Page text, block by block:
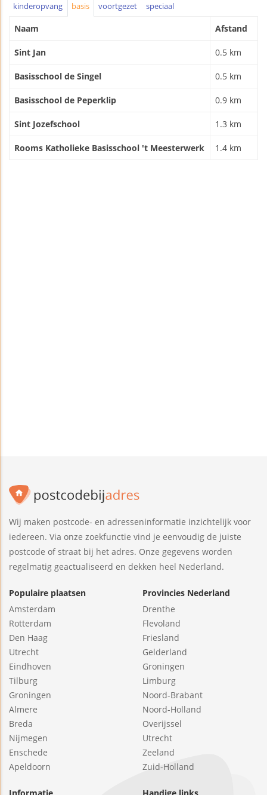
kinderopvang basis voortgezet speciaal
Naam Afstand
Sint Jan 0.5 km
Basisschool de Singel 0.5 km
Basisschool de Peperklip 0.9 km
Sint Jozefschool 1.3 km
Rooms Katholieke Basisschool 't Meesterwerk 1.4 km
Wij maken postcode- en adresseninformatie inzichtelijk voor
iedereen. Via onze zoekfunctie vind je eenvoudig de juiste
postcode of straat bij het adres. Onze gegevens worden
regelmatig geactualiseerd en dekken heel Nederland.
Populaire plaatsen
Amsterdam
Rotterdam
Den Haag
Utrecht
Eindhoven
Tilburg
Groningen
Almere
Breda
Nijmegen
Enschede
Apeldoorn
Provincies Nederland
Drenthe
Flevoland
Friesland
Gelderland
Groningen
Limburg
Noord-Brabant
Noord-Holland
Overijssel
Utrecht
Zeeland
Zuid-Holland